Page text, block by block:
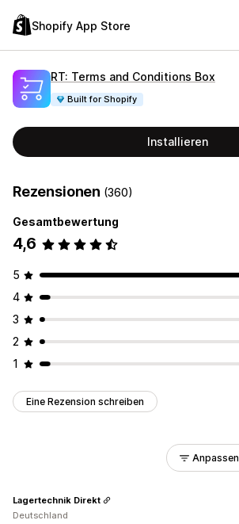
Shopify App Store
RT: Terms and Conditions Box
Built for Shopify
Installieren
Rezensionen (360)
Gesamtbewertung
4,6
5
4
3
2
1
Eine Rezension schreiben
Anpassen
Lagertechnik Direkt
Deutschland